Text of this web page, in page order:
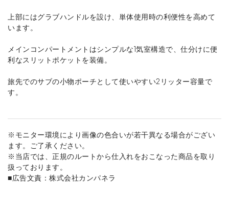
上部にはグラブハンドルを設け、単体使用時の利便性を高めて
います。
メインコンパートメントはシンプルな1気室構造で、仕分けに便
利なスリットポケットを装備。
旅先でのサブの小物ポーチとして使いやすい2リッター容量で
す。
※モニター環境により画像の色合いが若干異なる場合がござい
ます。ご了承ください。
※当店では、正規のルートから仕入れをおこなった商品を取り
扱っております。
■広告文責：株式会社カンパネラ